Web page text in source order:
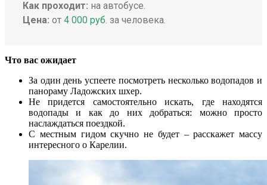
Как проходит: на автобусе.
Цена: от 4 000 руб. за человека.
Что вас ожидает
За один день успеете посмотреть несколько водопадов и
панораму Ладожских шхер.
Не придется самостоятельно искать, где находятся
водопады и как до них добраться: можно просто
наслаждаться поездкой.
С местным гидом скучно не будет – расскажет массу
интересного о Карелии.